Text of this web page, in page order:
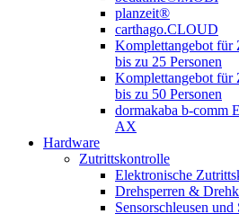
planzeit®
carthago.CLOUD
Komplettangebot für
bis zu 25 Personen
Komplettangebot für
bis zu 50 Personen
dormakaba b-comm
AX
Hardware
Zutrittskontrolle
Elektronische
Drehsperren &
Sensorschleusen und